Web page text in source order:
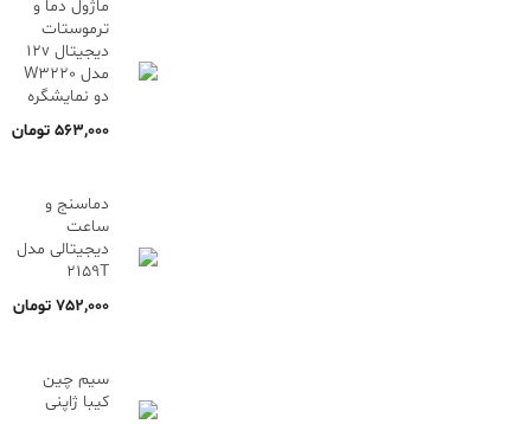
ماژول دما و
ترموستات
دیجیتال 12v
مدل W3220
دو نمایشگره
563,000 تومان
دماسنج و
ساعت
دیجیتالی مدل
2159T
752,000 تومان
سیم چین
کیبا ژاپنی